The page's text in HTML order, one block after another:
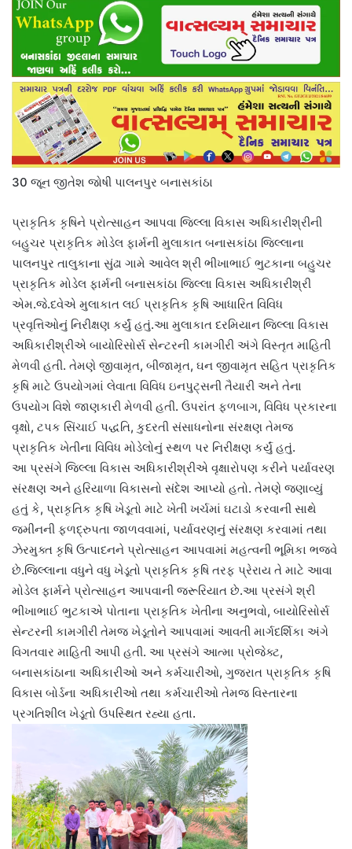
30 જૂન જીતેશ જોષી પાલનપુર બનાસકાંઠા
પ્રાકૃતિક કૃષિને પ્રોત્સાહન આપવા જિલ્લા વિકાસ અધિકારીશ્રીની
બહુચર પ્રાકૃતિક મોડેલ ફાર્મની મુલાકાત બનાસકાંઠા જિલ્લાના
પાલનપુર તાલુકાના સુંઢા ગામે આવેલ શ્રી ભીખાભાઈ ભુટકાના બહુચર
પ્રાકૃતિક મોડેલ ફાર્મની બનાસકાંઠા જિલ્લા વિકાસ અધિકારીશ્રી
એમ.જે.દવેએ મુલાકાત લઈ પ્રાકૃતિક કૃષિ આધારિત વિવિધ
પ્રવૃત્તિઓનું નિરીક્ષણ કર્યું હતું.આ મુલાકાત દરમિયાન જિલ્લા વિકાસ
અધિકારીશ્રીએ બાયોરિસોર્સ સેન્ટરની કામગીરી અંગે વિસ્તૃત માહિતી
મેળવી હતી. તેમણે જીવામૃત, બીજામૃત, ઘન જીવામૃત સહિત પ્રાકૃતિક
કૃષિ માટે ઉપયોગમાં લેવાતા વિવિધ ઇનપુટ્સની તૈયારી અને તેના
ઉપયોગ વિશે જાણકારી મેળવી હતી. ઉપરાંત ફળબાગ, વિવિધ પ્રકારના
વૃક્ષો, ટપક સિંચાઈ પદ્ધતિ, કુદરતી સંસાધનોના સંરક્ષણ તેમજ
પ્રાકૃતિક ખેતીના વિવિધ મોડેલોનું સ્થળ પર નિરીક્ષણ કર્યું હતું.
આ પ્રસંગે જિલ્લા વિકાસ અધિકારીશ્રીએ વૃક્ષારોપણ કરીને પર્યાવરણ
સંરક્ષણ અને હરિયાળા વિકાસનો સંદેશ આપ્યો હતો. તેમણે જણાવ્યું
હતું કે, પ્રાકૃતિક કૃષિ ખેડૂતો માટે ખેતી ખર્ચમાં ઘટાડો કરવાની સાથે
જમીનની ફળદ્રુપતા જાળવવામાં, પર્યાવરણનું સંરક્ષણ કરવામાં તથા
ઝેરમુક્ત કૃષિ ઉત્પાદનને પ્રોત્સાહન આપવામાં મહત્વની ભૂમિકા ભજવે
છે.જિલ્લાના વધુને વધુ ખેડૂતો પ્રાકૃતિક કૃષિ તરફ પ્રેરાય તે માટે આવા
મોડેલ ફાર્મને પ્રોત્સાહન આપવાની જરૂરિયાત છે.આ પ્રસંગે શ્રી
ભીખાભાઈ ભુટકાએ પોતાના પ્રાકૃતિક ખેતીના અનુભવો, બાયોરિસોર્સ
સેન્ટરની કામગીરી તેમજ ખેડૂતોને આપવામાં આવતી માર્ગદર્શિકા અંગે
વિગતવાર માહિતી આપી હતી. આ પ્રસંગે આત્મા પ્રોજેક્ટ,
બનાસકાંઠાના અધિકારીઓ અને કર્મચારીઓ, ગુજરાત પ્રાકૃતિક કૃષિ
વિકાસ બોર્ડના અધિકારીઓ તથા કર્મચારીઓ તેમજ વિસ્તારના
પ્રગતિશીલ ખેડૂતો ઉપસ્થિત રહ્યા હતા.